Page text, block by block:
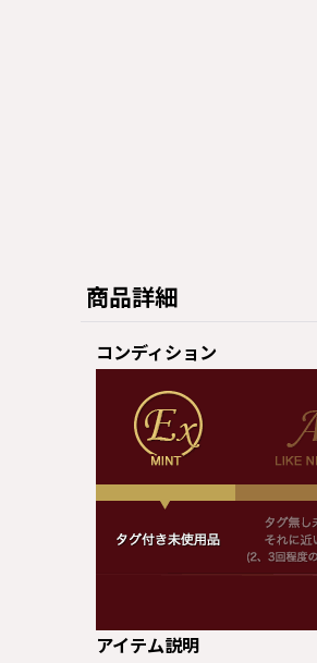
商品詳細
コンディション
アイテム説明